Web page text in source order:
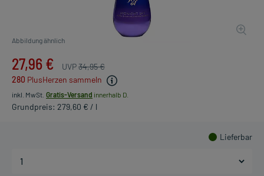
Abbildung ähnlich
27,96 € UVP34,95 €
280 PlusHerzen sammeln
inkl. MwSt. Gratis-Versand innerhalb D.
Grundpreis: 279,60 € / l
Lieferbar